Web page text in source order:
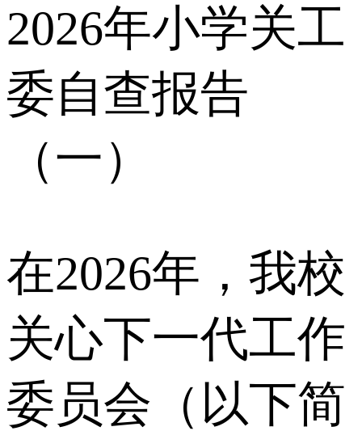
2026年小学关工
委自查报告
（一）
在2026年，我校
关心下一代工作
委员会（以下简